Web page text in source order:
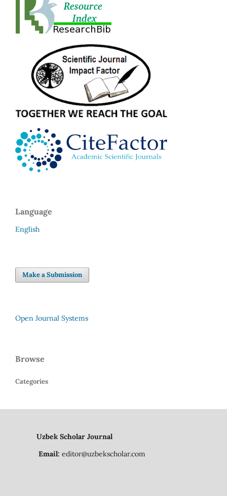
Language
English
Make a Submission
Open Journal Systems
Browse
Categories
Uzbek Scholar Journal
Email: editor@uzbekscholar.com